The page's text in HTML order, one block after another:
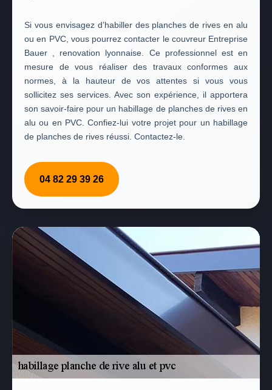
Si vous envisagez d’habiller des planches de rives en alu
ou en PVC, vous pourrez contacter le couvreur Entreprise
Bauer , renovation lyonnaise. Ce professionnel est en
mesure de vous réaliser des travaux conformes aux
normes, à la hauteur de vos attentes si vous vous
sollicitez ses services. Avec son expérience, il apportera
son savoir-faire pour un habillage de planches de rives en
alu ou en PVC. Confiez-lui votre projet pour un habillage
de planches de rives réussi. Contactez-le.
04 82 29 39 26